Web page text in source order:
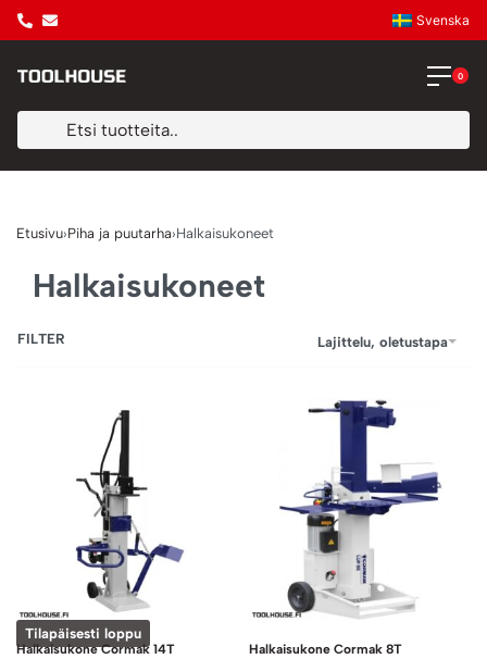
Svenska
0
Etusivu›Piha ja puutarha›Halkaisukoneet
Halkaisukoneet
Lajittelu, oletustapa
FILTER
Tilapäisesti loppu
Halkaisukone Cormak 14T
Halkaisukone Cormak 8T